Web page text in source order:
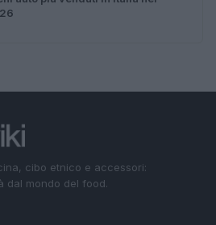
cibo etnico e accessori:
dal mondo del food.